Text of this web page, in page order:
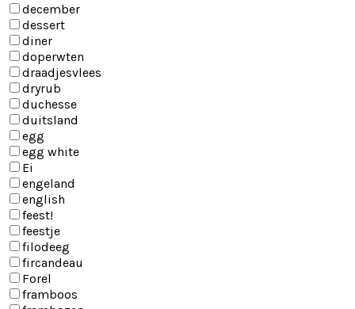
december
dessert
diner
doperwten
draadjesvlees
dryrub
duchesse
duitsland
egg
egg white
Ei
engeland
english
feest!
feestje
filodeeg
fircandeau
Forel
framboos